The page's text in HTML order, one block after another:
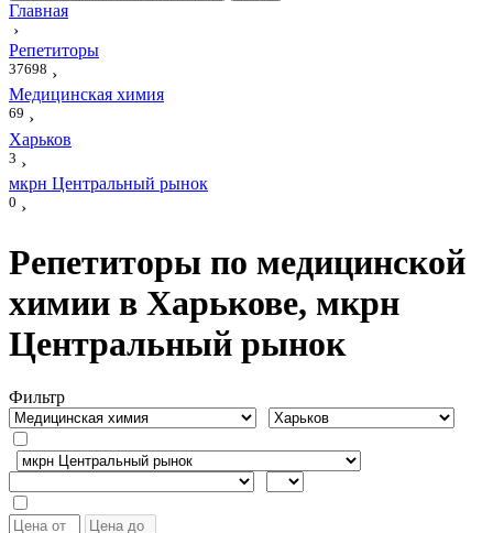
Главная
›
Репетиторы
37698 ›
Медицинская химия
69 ›
Харьков
3 ›
мкрн Центральный рынок
0 ›
Репетиторы по медицинской
химии в Харькове, мкрн
Центральный рынок
Фильтр